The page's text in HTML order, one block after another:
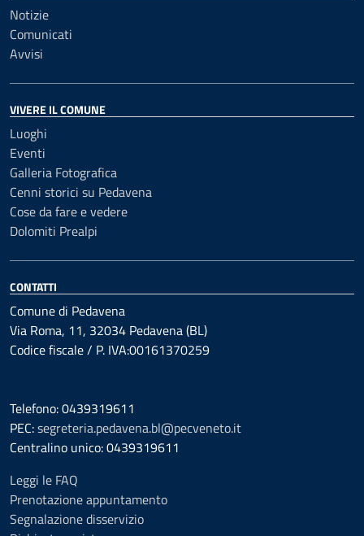
Notizie
Comunicati
Avvisi
VIVERE IL COMUNE
Luoghi
Eventi
Galleria Fotografica
Cenni storici su Pedavena
Cose da fare e vedere
Dolomiti Prealpi
CONTATTI
Comune di Pedavena
Via Roma, 11, 32034 Pedavena (BL)
Codice fiscale / P. IVA:00161370259
Telefono: 0439319611
PEC:segreteria.pedavena.bl@pecveneto.it
Centralino unico: 0439319611
Leggi le FAQ
Prenotazione appuntamento
Segnalazione disservizio